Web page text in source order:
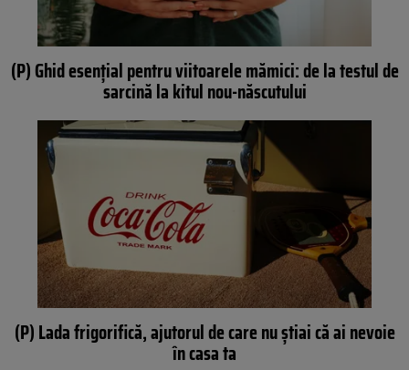
(P) Ghid esențial pentru viitoarele mămici: de la testul de
sarcină la kitul nou-născutului
(P) Lada frigorifică, ajutorul de care nu știai că ai nevoie
în casa ta